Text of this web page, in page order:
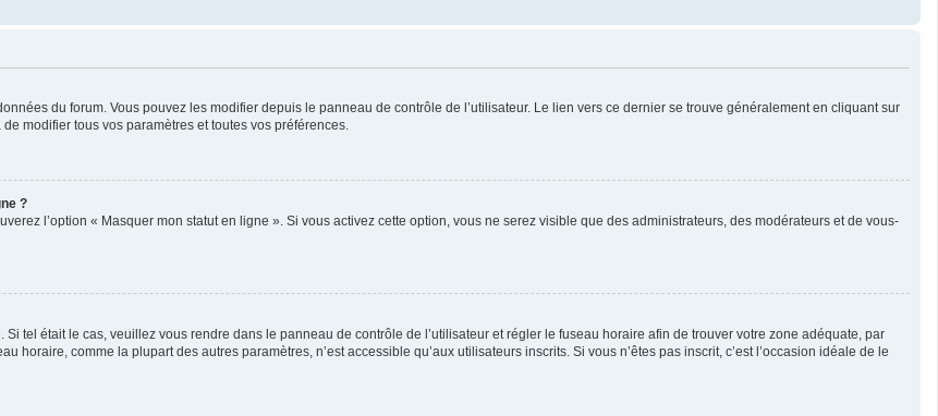
du forum. Vous pouvez les modifier depuis le panneau de contrôle de l’utilisateur. Le lien vers ce dernier se trouve généralement en cliquant sur
modifier tous vos paramètres et toutes vos préférences.
?
l’option « Masquer mon statut en ligne ». Si vous activez cette option, vous ne serez visible que des administrateurs, des modérateurs et de vous-
tel était le cas, veuillez vous rendre dans le panneau de contrôle de l’utilisateur et régler le fuseau horaire afin de trouver votre zone adéquate, par
horaire, comme la plupart des autres paramètres, n’est accessible qu’aux utilisateurs inscrits. Si vous n’êtes pas inscrit, c’est l’occasion idéale de le